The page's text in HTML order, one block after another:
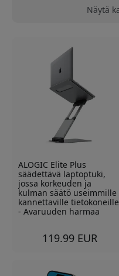
Näytä
ALOGIC Elite Plus
säädettävä laptoptuki,
jossa korkeuden ja
kulman säätö useimmille
kannettaville tietokoneille
- Avaruuden harmaa
119.99 EUR